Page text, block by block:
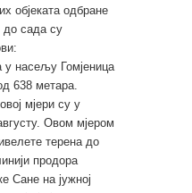
објеката одбране
до сада су
у насељу Гомјеница
638 метара.
мјери су у
Овом мјером
терена до
продора
Сане на јужној